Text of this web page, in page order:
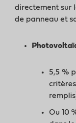
directement sur
de panneau et
5,5 %
Ou 10